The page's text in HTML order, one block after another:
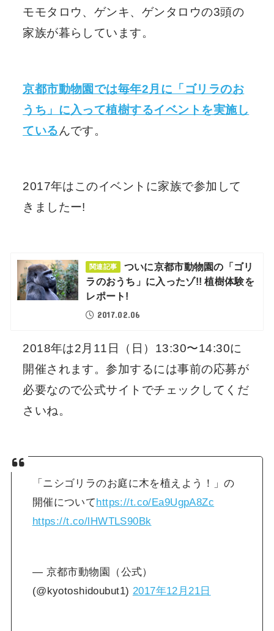
モモタロウ、ゲンキ、ゲンタロウの3頭の
家族が暮らしています。
京都市動物園では毎年2月に「ゴリラのお
うち」に入って植樹するイベントを実施し
ているんです。
2017年はこのイベントに家族で参加して
きましたー!
関連記事
ついに京都市動物園の「ゴリ
ラのおうち」に入ったゾ!! 植樹体験を
レポート!
2017.02.06
2018年は2月11日（日）13:30〜14:30に
開催されます。参加するには事前の応募が
必要なので公式サイトでチェックしてくだ
さいね。
「ニシゴリラのお庭に木を植えよう！」の
開催についてhttps://t.co/Ea9UgpA8Zc
https://t.co/lHWTLS90Bk
— 京都市動物園（公式）
(@kyotoshidoubut1) 2017年12月21日